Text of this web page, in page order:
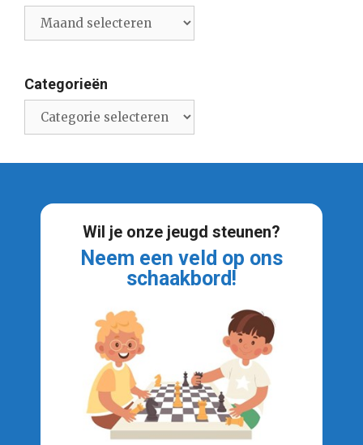
nieuwsberichten
Categorieën
Wil je onze jeugd steunen?
Neem een veld op ons
schaakbord!